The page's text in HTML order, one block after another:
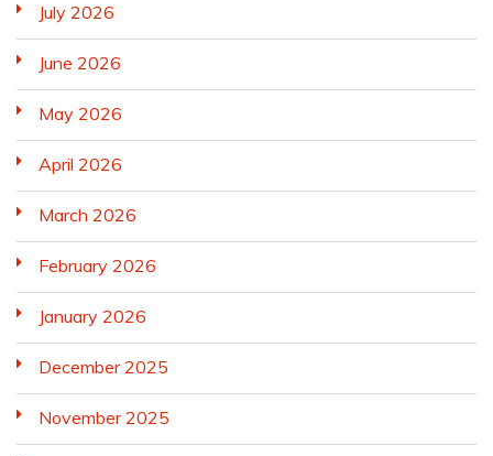
July 2026
June 2026
May 2026
April 2026
March 2026
February 2026
January 2026
December 2025
November 2025